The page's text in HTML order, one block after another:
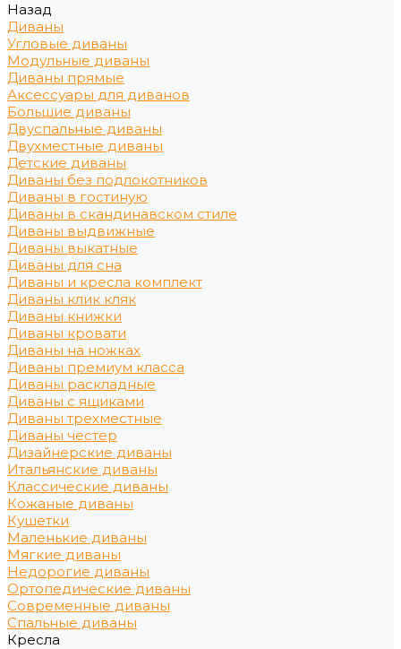
Назад
Диваны
Угловые диваны
Модульные диваны
Диваны прямые
Аксессуары для диванов
Большие диваны
Двуспальные диваны
Двухместные диваны
Детские диваны
Диваны без подлокотников
Диваны в гостиную
Диваны в скандинавском стиле
Диваны выдвижные
Диваны выкатные
Диваны для сна
Диваны и кресла комплект
Диваны клик кляк
Диваны книжки
Диваны кровати
Диваны на ножках
Диваны премиум класса
Диваны раскладные
Диваны с ящиками
Диваны трехместные
Диваны честер
Дизайнерские диваны
Итальянские диваны
Классические диваны
Кожаные диваны
Кушетки
Маленькие диваны
Мягкие диваны
Недорогие диваны
Ортопедические диваны
Современные диваны
Спальные диваны
Кресла